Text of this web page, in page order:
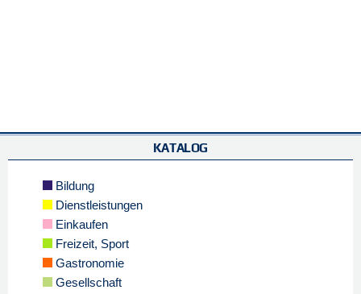
KATALOG
Bildung
Dienstleistungen
Einkaufen
Freizeit, Sport
Gastronomie
Gesellschaft